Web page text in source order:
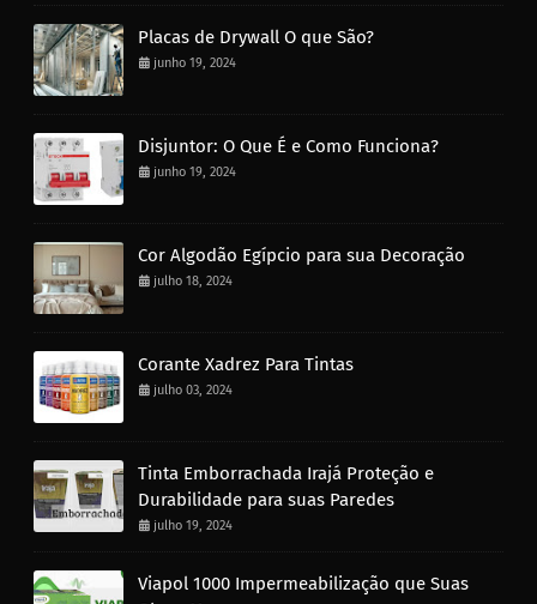
Placas de Drywall O que São?
junho 19, 2024
Disjuntor: O Que É e Como Funciona?
junho 19, 2024
Cor Algodão Egípcio para sua Decoração
julho 18, 2024
Corante Xadrez Para Tintas
julho 03, 2024
Tinta Emborrachada Irajá Proteção e
Durabilidade para suas Paredes
julho 19, 2024
Viapol 1000 Impermeabilização que Suas